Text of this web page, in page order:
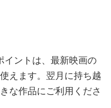
イントは、最新映画の
えます。翌月に持ち越
な作品にご利用くださ